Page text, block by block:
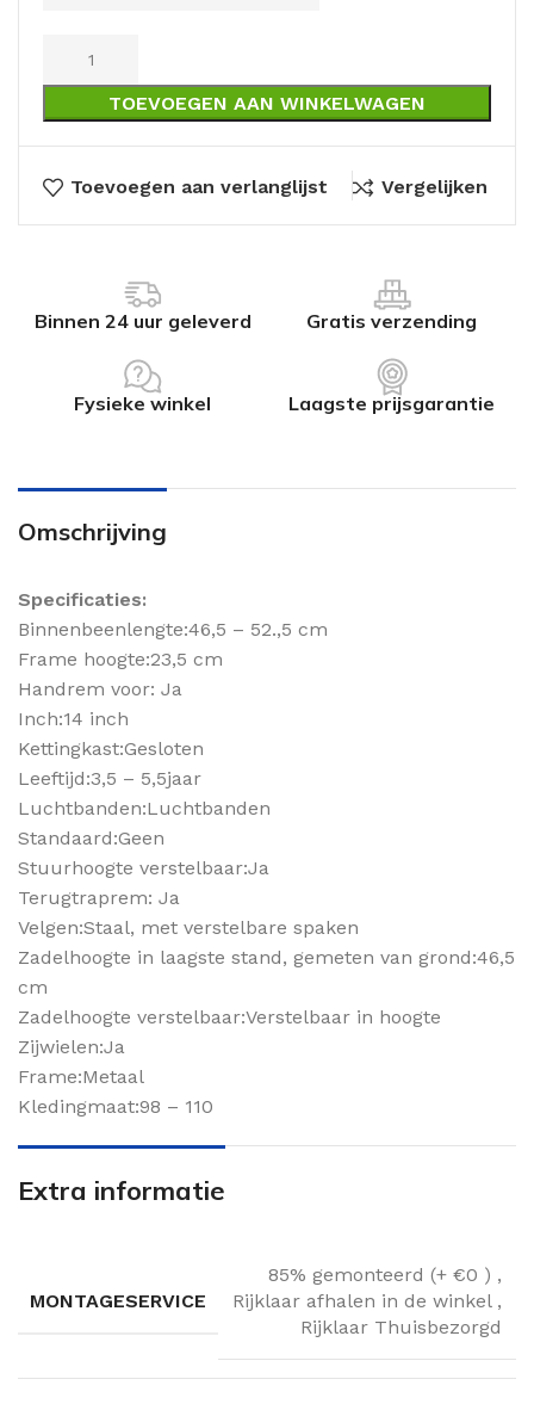
TOEVOEGEN AAN WINKELWAGEN
Toevoegen aan verlanglijst Vergelijken
Binnen 24 uur geleverd Gratis verzending
Fysieke winkel Laagste prijsgarantie
Omschrijving
Specificaties:
Binnenbeenlengte:46,5 – 52.,5 cm
Frame hoogte:23,5 cm
Handrem voor: Ja
Inch:14 inch
Kettingkast:Gesloten
Leeftijd:3,5 – 5,5jaar
Luchtbanden:Luchtbanden
Standaard:Geen
Stuurhoogte verstelbaar:Ja
Terugtraprem: Ja
Velgen:Staal, met verstelbare spaken
Zadelhoogte in laagste stand, gemeten van grond:46,5
cm
Zadelhoogte verstelbaar:Verstelbaar in hoogte
Zijwielen:Ja
Frame:Metaal
Kledingmaat:98 – 110
Extra informatie
MONTAGESERVICE
85% gemonteerd (+ €0 ) ,
Rijklaar afhalen in de winkel ,
Rijklaar Thuisbezorgd